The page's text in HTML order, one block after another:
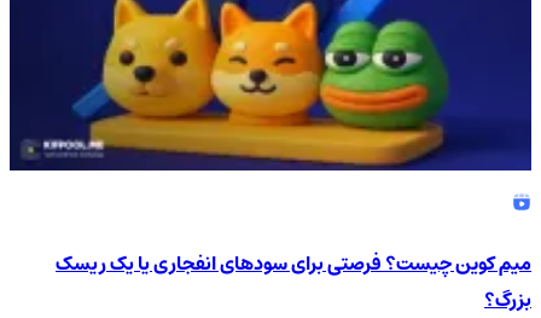
میم کوین چیست؟ فرصتی برای سودهای انفجاری یا یک ریسک
بزرگ؟